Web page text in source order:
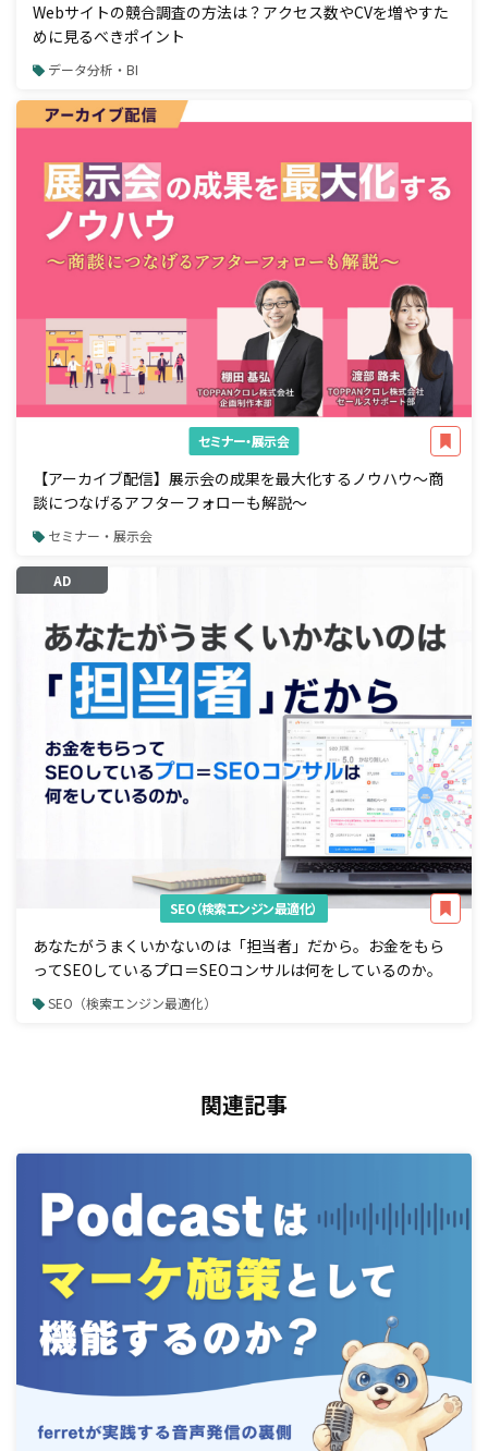
Webサイトの競合調査の方法は？アクセス数やCVを増やすた
めに見るべきポイント
データ分析・BI
セミナー・展示会
【アーカイブ配信】展示会の成果を最大化するノウハウ～商
談につなげるアフターフォローも解説～
セミナー・展示会
AD
SEO（検索エンジン最適化）
あなたがうまくいかないのは「担当者」だから。お金をもら
ってSEOしているプロ＝SEOコンサルは何をしているのか。
SEO（検索エンジン最適化）
関連記事